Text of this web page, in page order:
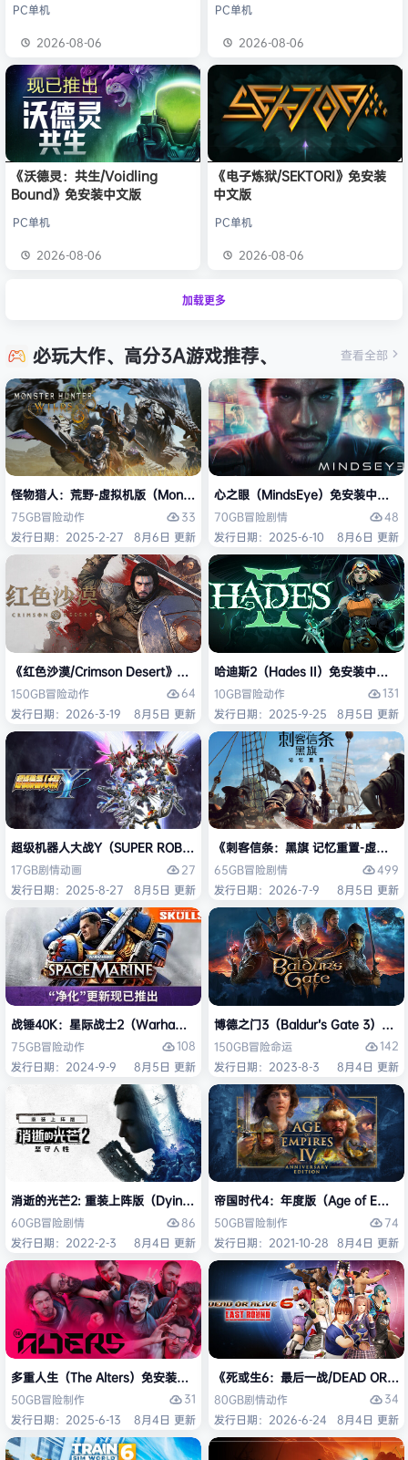
PC单机
2026-08-06
PC单机
2026-08-06
《沃德灵：共生/Voidling
Bound》免安装中文版
PC单机
2026-08-06
《电子炼狱/SEKTORI》免安装
中文版
PC单机
2026-08-06
加载更多
必玩大作、高分3A游戏推荐、 查看全部
怪物猎人：荒野-虚拟机版（Monster Hunter Wilds HYPERVISOR）免安
75GB冒险动作
33
发行日期：2025-2-27
8月6日 更新
心之眼（MindsEye）免安装中文版
70GB冒险剧情
48
发行日期：2025-6-10
8月6日 更新
《红色沙漠/Crimson Desert》免安装中文版
150GB冒险动作
64
发行日期：2026-3-19
8月5日 更新
哈迪斯2（Hades II）免安装中文版
10GB冒险动作
131
发行日期：2025-9-25
8月5日 更新
超级机器人大战Y（SUPER ROBOT WARS Y）免安装中文版
17GB剧情动画
27
发行日期：2025-8-27
8月5日 更新
《刺客信条：黑旗 记忆重置-虚拟
65GB冒险剧情
499
发行日期：2026-7-9
8月5日 更新
战锤40K：星际战士2（Warhammer 40,000: Space Marine 2）免安装
75GB冒险动作
108
发行日期：2024-9-9
8月5日 更新
博德之门3（Baldur’s Gate 3）免安
150GB冒险命运
142
发行日期：2023-8-3
8月4日 更新
消逝的光芒2: 重装上阵版（Dying Light 2 Stay Human: Reloaded
60GB冒险剧情
86
发行日期：2022-2-3
8月4日 更新
帝国时代4：年度版（Age of
50GB冒险制作
74
发行日期：2021-10-28 8月4日 更新
多重人生（The Alters）免安装中文版
50GB冒险制作
31
发行日期：2025-6-13
8月4日 更新
《死或生6：最后一战/DEAD OR
80GB剧情动作
34
发行日期：2026-6-24
8月4日 更新